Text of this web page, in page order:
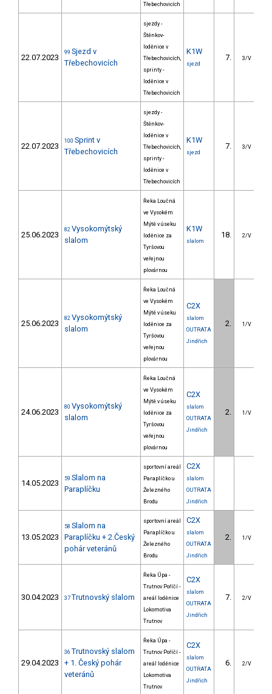
Třebechovicích
22.07.2023
99 Sjezd v
Třebechovicích
sjezdy -
Štěnkov-
loděnice v
Třebechovicích,
sprinty -
loděnice v
Třebechovicích
K1W
sjezd
7. 3/V
22.07.2023
100 Sprint v
Třebechovicích
sjezdy -
Štěnkov-
loděnice v
Třebechovicích,
sprinty -
loděnice v
Třebechovicích
K1W
sjezd
7. 3/V
25.06.2023
82 Vysokomýtský
slalom
Řeka Loučná
ve Vysokém
Mýtě v úseku
loděnice za
Tyršovou
veřejnou
plovárnou
K1W
slalom
18. 2/V
25.06.2023
82 Vysokomýtský
slalom
Řeka Loučná
ve Vysokém
Mýtě v úseku
loděnice za
Tyršovou
veřejnou
plovárnou
C2X
slalom
OUTRATA
Jindřich
2. 1/V
24.06.2023
80 Vysokomýtský
slalom
Řeka Loučná
ve Vysokém
Mýtě v úseku
loděnice za
Tyršovou
veřejnou
plovárnou
C2X
slalom
OUTRATA
Jindřich
2. 1/V
14.05.2023 59 Slalom na
Paraplíčku
sportovní areál
Paraplíčko u
Železného
Brodu
C2X
slalom
OUTRATA
Jindřich
13.05.2023
58 Slalom na
Paraplíčku + 2.Český
pohár veteránů
sportovní areál
Paraplíčko u
Železného
Brodu
C2X
slalom
OUTRATA
Jindřich
2. 1/V
30.04.2023 37 Trutnovský slalom
Řeka Úpa -
Trutnov Poříčí -
areál loděnice
Lokomotiva
Trutnov
C2X
slalom
OUTRATA
Jindřich
7. 2/V
29.04.2023
36 Trutnovský slalom
+ 1. Český pohár
veteránů
Řeka Úpa -
Trutnov Poříčí -
areál loděnice
Lokomotiva
Trutnov
C2X
slalom
OUTRATA
Jindřich
6. 2/V